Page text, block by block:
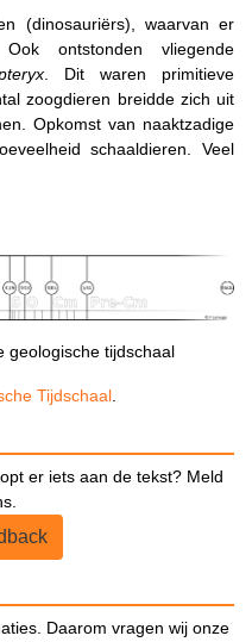
(dinosauriërs), waarvan er
ontstonden vliegende
. Dit waren primitieve
zoogdieren breidde zich uit
Opkomst van naaktzadige
schaaldieren. Veel
geologische tijdschaal
Tijdschaal.
er iets aan de tekst? Meld
Daarom vragen wij onze